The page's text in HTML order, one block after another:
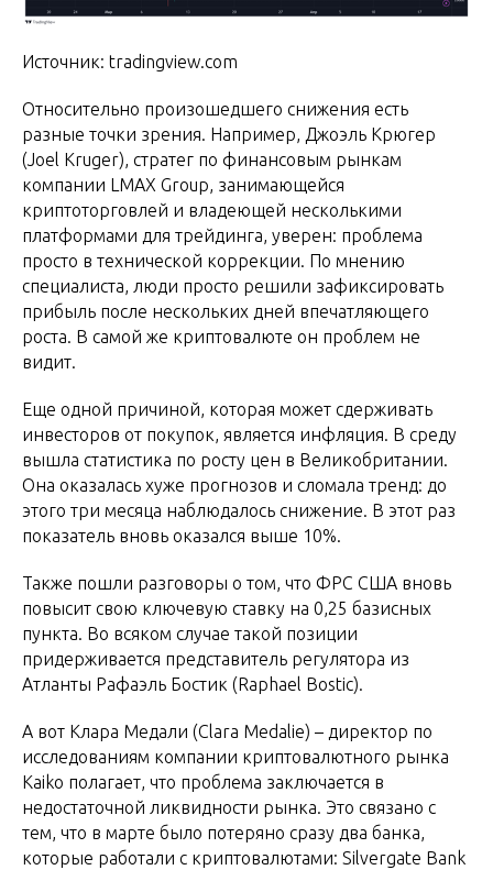
Источник: tradingview.com
Относительно произошедшего снижения есть
разные точки зрения. Например, Джоэль Крюгер
(Joel Kruger), стратег по финансовым рынкам
компании LMAX Group, занимающейся
криптоторговлей и владеющей несколькими
платформами для трейдинга, уверен: проблема
просто в технической коррекции. По мнению
специалиста, люди просто решили зафиксировать
прибыль после нескольких дней впечатляющего
роста. В самой же криптовалюте он проблем не
видит.
Еще одной причиной, которая может сдерживать
инвесторов от покупок, является инфляция. В среду
вышла статистика по росту цен в Великобритании.
Она оказалась хуже прогнозов и сломала тренд: до
этого три месяца наблюдалось снижение. В этот раз
показатель вновь оказался выше 10%.
Также пошли разговоры о том, что ФРС США вновь
повысит свою ключевую ставку на 0,25 базисных
пункта. Во всяком случае такой позиции
придерживается представитель регулятора из
Атланты Рафаэль Бостик (Raphael Bostic).
А вот Клара Медали (Clara Medalie) – директор по
исследованиям компании криптовалютного рынка
Kaiko полагает, что проблема заключается в
недостаточной ликвидности рынка. Это связано с
тем, что в марте было потеряно сразу два банка,
которые работали с криптовалютами: Silvergate Bank